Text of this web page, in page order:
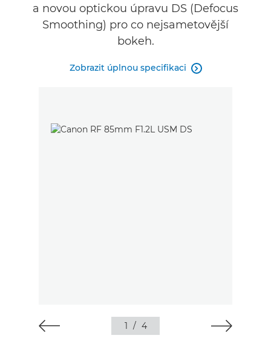
a novou optickou úpravu DS (Defocus
Smoothing) pro co nejsametovější
bokeh.
Zobrazit úplnou specifikaci 
1 / 4